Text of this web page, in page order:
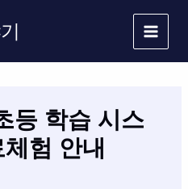
등 학습 시스
험 안내